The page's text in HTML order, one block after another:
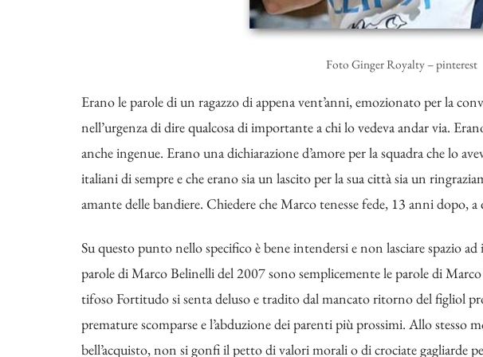
Foto Ginger Royalty – pinterest
Erano le parole di un ragazzo di appena vent’anni, emozionato per la
nell’urgenza di dire qualcosa di importante a chi lo vedeva andar via.
anche ingenue. Erano una dichiarazione d’amore per la squadra che lo
italiani di sempre e che erano sia un lascito per la sua città sia un
amante delle bandiere. Chiedere che Marco tenesse fede, 13 anni dopo, a
Su questo punto nello specifico è bene intendersi e non lasciare spazio
parole di Marco Belinelli del 2007 sono semplicemente le parole di
tifoso Fortitudo si senta deluso e tradito dal mancato ritorno del figliol
premature scomparse e l’abduzione dei parenti più prossimi. Allo stesso
bell’acquisto, non si gonfi il petto di valori morali o di crociate gagliarde